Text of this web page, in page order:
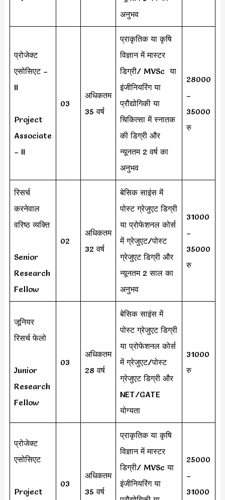
अनुभव
प्रोजेक्ट
एसोसिएट –
II
Project
Associate
– II
03
अधिकतम
35 वर्ष
प्राकृतिक या कृषि
विज्ञान में मास्टर
डिग्री/ MVSc या
इंजीनियरिंग या
प्रौद्योगिकी या
चिकित्सा में स्नातक
की डिग्री और
न्यूनतम 2 वर्ष का
अनुभव
28000
–
35000
रु
रिसर्च
करनेवाल
वरिष्ठ व्यक्ति
Senior
Research
Fellow
02
अधिकतम
32 वर्ष
बेसिक साइंस में
पोस्ट ग्रेजुएट डिग्री
या प्रोफेशनल कोर्स
में ग्रेजुएट/पोस्ट
ग्रेजुएट डिग्री और
न्यूनतम 2 साल का
अनुभव
31000
–
35000
रु
जूनियर
रिसर्च फेलो
Junior
Research
Fellow
03
अधिकतम
28 वर्ष
बेसिक साइंस में
पोस्ट ग्रेजुएट डिग्री
या प्रोफेशनल कोर्स
में ग्रेजुएट/पोस्ट
ग्रेजुएट डिग्री और
NET/GATE
योग्यता
31000
रु
प्रोजेक्ट
एसोसिएट
Project
03
अधिकतम
35 वर्ष
प्राकृतिक या कृषि
विज्ञान में मास्टर
डिग्री/ MVSc या
इंजीनियरिंग या
25000
–
31000